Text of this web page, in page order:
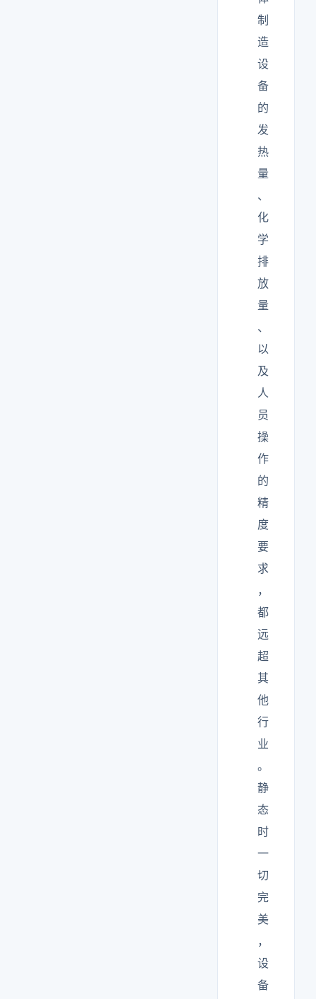
制
造
设
备
的
发
热
量
、
化
学
排
放
量
、
以
及
人
员
操
作
的
精
度
要
求
，
都
远
超
其
他
行
业
。
静
态
时
一
切
完
美
，
设
备